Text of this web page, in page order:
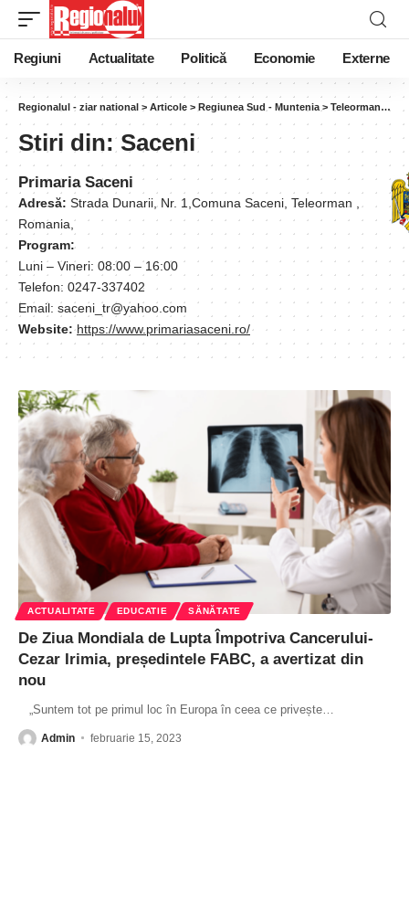
Regiuni Actualitate Politică Economie Externe
Regionalul - ziar national > Articole > Regiunea Sud - Muntenia > Teleorman>
Stiri din:Saceni
Primaria Saceni
Adresă: Strada Dunarii, Nr. 1,Comuna Saceni, Teleorman ,
Romania,
Program:
Luni – Vineri: 08:00 – 16:00
Telefon: 0247-337402
Email: saceni_tr@yahoo.com
Website: https://www.primariasaceni.ro/
ACTUALITATE EDUCATIE SĂNĂTATE
De Ziua Mondiala de Lupta Împotriva Cancerului-
Cezar Irimia, președintele FABC, a avertizat din
nou
„Suntem tot pe primul loc în Europa în ceea ce privește
Admin februarie 15, 2023